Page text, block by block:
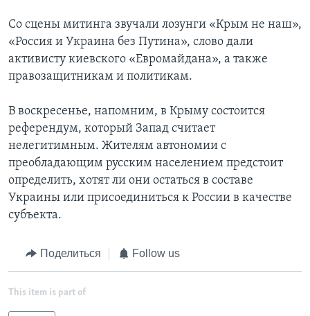
Со сцены митинга звучали лозунги «Крым не наш»,
«Россия и Украина без Путина», слово дали
активисту киевского «Евромайдана», а также
правозащитникам и политикам.
В воскресенье, напомним, в Крыму состоится
референдум, который Запад считает
нелегитимным. Жителям автономии с
преобладающим русским населением предстоит
определить, хотят ли они остаться в составе
Украины или присоединиться к России в качестве
субъекта.
Поделиться Follow us
This item is part of